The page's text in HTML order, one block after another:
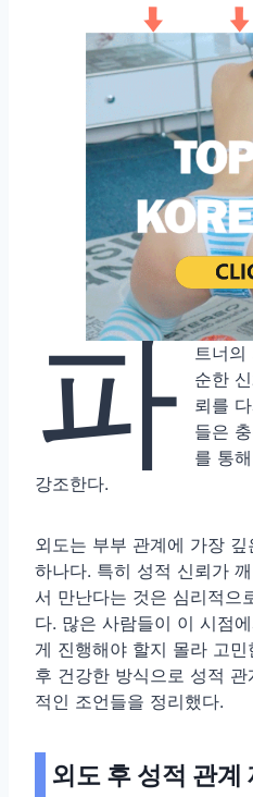
파
트너의
순한
뢰를
들은
를 통
강조한다.
외도는 부부 관계에 가장
하나다. 특히 성적 신뢰가
서 만난다는 것은 심리적으
다. 많은 사람들이 이 시점
게 진행해야 할지 몰라 고
후 건강한 방식으로 성적
적인 조언들을 정리했다.
외도 후 성적 관계